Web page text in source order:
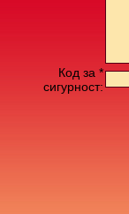
Код за *
сигурност: